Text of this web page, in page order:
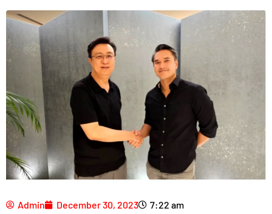
Admin December 30, 2023 7:22 am